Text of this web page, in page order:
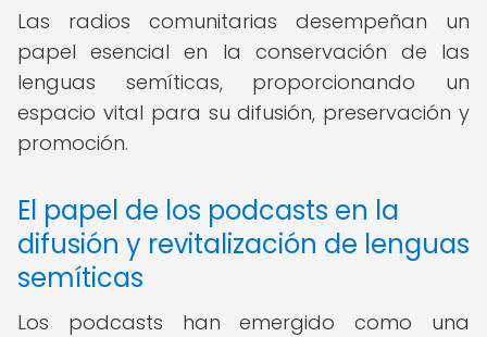
Las radios comunitarias desempeñan un
papel esencial en la conservación de las
lenguas semíticas, proporcionando un
espacio vital para su difusión, preservación y
promoción.
El papel de los podcasts en la
difusión y revitalización de lenguas
semíticas
Los podcasts han emergido como una